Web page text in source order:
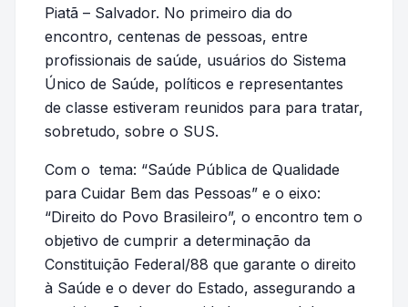
Piatã – Salvador. No primeiro dia do
encontro, centenas de pessoas, entre
profissionais de saúde, usuários do Sistema
Único de Saúde, políticos e representantes
de classe estiveram reunidos para para tratar,
sobretudo, sobre o SUS.
Com o tema: “Saúde Pública de Qualidade
para Cuidar Bem das Pessoas” e o eixo:
“Direito do Povo Brasileiro”, o encontro tem o
objetivo de cumprir a determinação da
Constituição Federal/88 que garante o direito
à Saúde e o dever do Estado, assegurando a